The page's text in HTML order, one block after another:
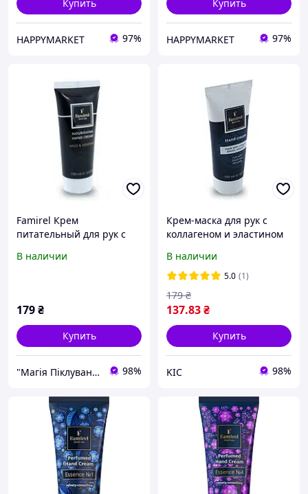
Купить
HAPPYMARKET 97%
Купить
HAPPYMARKET 97%
Famirel Крем
питательный для рук с
Мертвого моря, 100 мл,
В наличии
179₴
Купить
"Магія Піклування" 98%
Крем-маска для рук с
коллагеном и эластином
В наличии
5.0 (1)
137.83₴
179 ₴
Купить
KIC 98%